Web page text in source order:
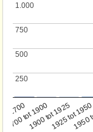
1700
1700 tot 1900
1900 tot 19251925 tot 1950
250
250
500
500
750
750
1.000
1.000